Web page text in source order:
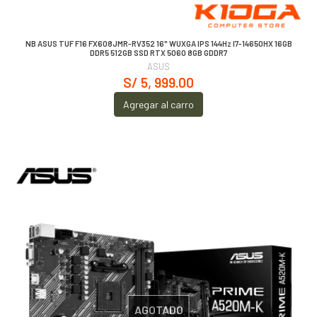
NB ASUS TUF F16 FX608JMR-RV352 16" WUXGA IPS 144Hz I7-14650HX 16GB
DDR5 512GB SSD RTX 5060 8GB GDDR7
ASUS
S/ 5, 999.00
Agregar al carro
AGOTADO